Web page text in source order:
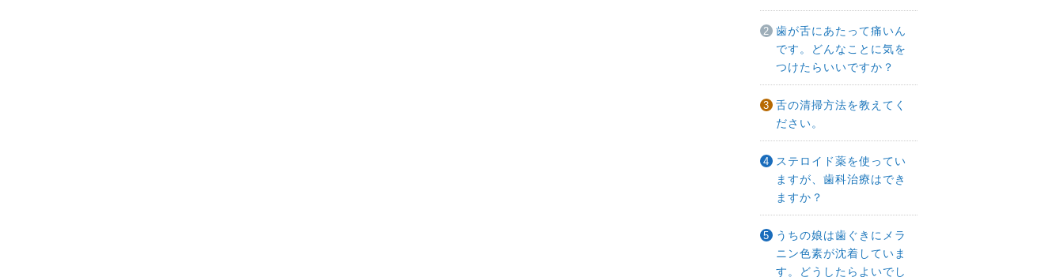
歯が舌にあたって痛いん
です。どんなことに気を
つけたらいいですか？
舌の清掃方法を教えてく
ださい。
ステロイド薬を使ってい
ますが、歯科治療はでき
ますか？
うちの娘は歯ぐきにメラ
ニン色素が沈着していま
す。どうしたらよいでし